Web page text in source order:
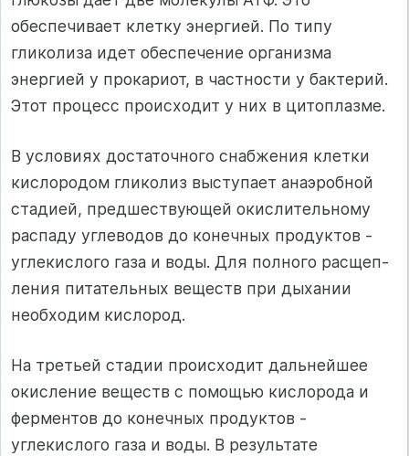
обеспечивает клетку энергией. По типу
гликолиза идет обеспечение ор­ганизма
энергией у прокариот, в частности у бактерий.
Этот процесс проис­ходит у них в цитоплазме.
В условиях достаточного снабжения клетки
кислородом гликолиз высту­пает анаэробной
стадией, предшествующей окислительному
распаду углево­дов до конечных продуктов -
углекислого газа и воды. Для полного расщеп­
ления питательных веществ при дыхании
необходим кислород.
На третьей стадии происходит дальнейшее
окисление веществ с помо­щью кислорода и
ферментов до конечных продуктов -
углекислого газа и воды. В результате